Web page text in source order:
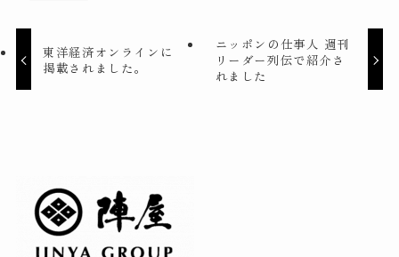
東洋経済オンラインに
掲載されました。
ニッポンの仕事人 週刊
リーダー列伝で紹介さ
れました